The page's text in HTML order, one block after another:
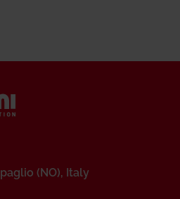
(NO), Italy